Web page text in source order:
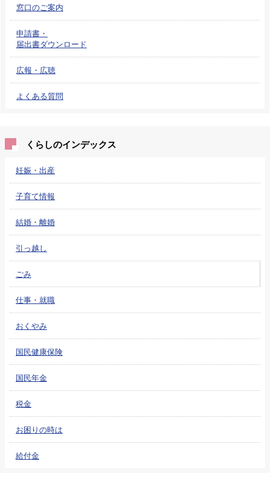
窓口のご案内
申請書・
届出書ダウンロード
広報・広聴
よくある質問
くらしのインデックス
妊娠・出産
子育て情報
結婚・離婚
引っ越し
ごみ
仕事・就職
おくやみ
国民健康保険
国民年金
税金
お困りの時は
給付金